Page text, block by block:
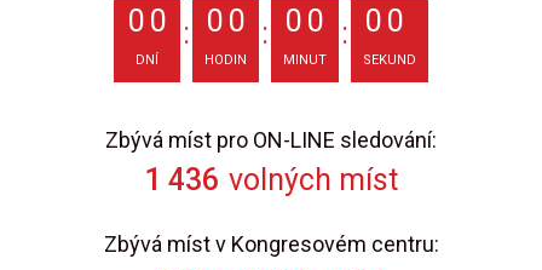
0 0
DNÍ
0 0
HODIN
0 0
MINUT
0 0
SEKUND
Zbývá míst pro ON-LINE sledování:
1 436 volných míst
Zbývá míst v Kongresovém centru: